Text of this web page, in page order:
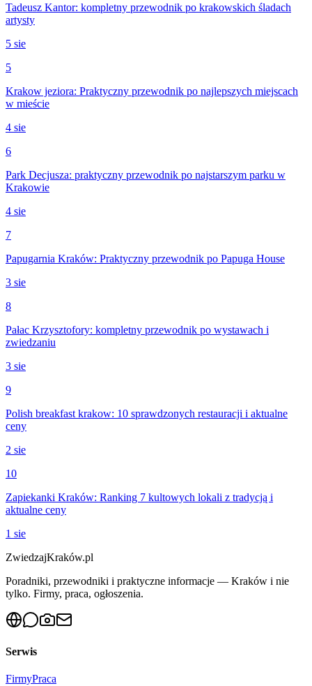
Tadeusz Kantor: kompletny przewodnik po krakowskich śladach
artysty
5 sie
5
Krakow jeziora: Praktyczny przewodnik po najlepszych miejscach
w mieście
4 sie
6
Park Decjusza: praktyczny przewodnik po najstarszym parku w
Krakowie
4 sie
7
Papugarnia Kraków: Praktyczny przewodnik po Papuga House
3 sie
8
Pałac Krzysztofory: kompletny przewodnik po wystawach i
zwiedzaniu
3 sie
9
Polish breakfast krakow: 10 sprawdzonych restauracji i aktualne
ceny
2 sie
10
Zapiekanki Kraków: Ranking 7 kultowych lokali z tradycją i
aktualne ceny
1 sie
ZwiedzajKraków.pl
Poradniki, przewodniki i praktyczne informacje — Kraków i nie
tylko. Firmy, praca, ogłoszenia.
Serwis
FirmyPraca